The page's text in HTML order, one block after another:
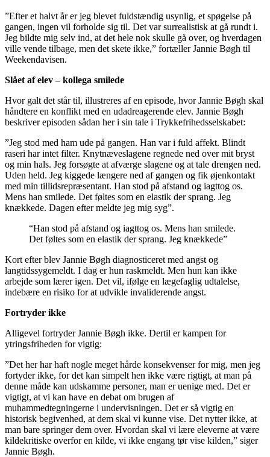
”Efter et halvt år er jeg blevet fuldstændig usynlig, et spøgelse på
gangen, ingen vil forholde sig til. Det var surrealistisk at gå rundt i.
Jeg bildte mig selv ind, at det hele nok skulle gå over, og hverdagen
ville vende tilbage, men det skete ikke,” fortæller Jannie Bøgh til
Weekendavisen.
Slået af elev – kollega smilede
Hvor galt det står til, illustreres af en episode, hvor Jannie Bøgh skal
håndtere en konflikt med en udadreagerende elev. Jannie Bøgh
beskriver episoden sådan her i sin tale i Trykkefrihedsselskabet:
”Jeg stod med ham ude på gangen. Han var i fuld affekt. Blindt
raseri har intet filter. Knytnæveslagene regnede ned over mit bryst
og min hals. Jeg forsøgte at afværge slagene og at tale drengen ned.
Uden held. Jeg kiggede længere ned af gangen og fik øjenkontakt
med min tillidsrepræsentant. Han stod på afstand og iagttog os.
Mens han smilede. Det føltes som en elastik der sprang. Jeg
knækkede. Dagen efter meldte jeg mig syg”.
“Han stod på afstand og iagttog os. Mens han smilede.
Det føltes som en elastik der sprang. Jeg knækkede”
Kort efter blev Jannie Bøgh diagnosticeret med angst og
langtidssygemeldt. I dag er hun raskmeldt. Men hun kan ikke
arbejde som lærer igen. Det vil, ifølge en lægefaglig udtalelse,
indebære en risiko for at udvikle invaliderende angst.
Fortryder ikke
Alligevel fortryder Jannie Bøgh ikke. Dertil er kampen for
ytringsfriheden for vigtig:
”Det her har haft nogle meget hårde konsekvenser for mig, men jeg
fortyder ikke, for det kan simpelt hen ikke være rigtigt, at man på
denne måde kan udskamme personer, man er uenige med. Det er
vigtigt, at vi kan have en debat om brugen af
muhammedtegningerne i undervisningen. Det er så vigtig en
historisk begivenhed, at dem skal vi kunne vise. Det nytter ikke, at
man bare springer dem over. Hvordan skal vi lære eleverne at være
kildekritiske overfor en kilde, vi ikke engang tør vise kilden,” siger
Jannie Bøgh.